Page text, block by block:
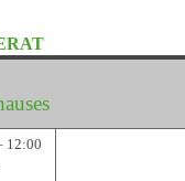
12:00